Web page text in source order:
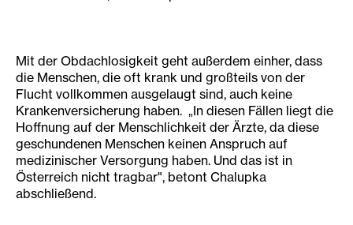
Mit der Obdachlosigkeit geht außerdem einher, dass
die Menschen, die oft krank und großteils von der
Flucht vollkommen ausgelaugt sind, auch keine
Krankenversicherung haben. „In diesen Fällen liegt die
Hoffnung auf der Menschlichkeit der Ärzte, da diese
geschundenen Menschen keinen Anspruch auf
medizinischer Versorgung haben. Und das ist in
Österreich nicht tragbar", betont Chalupka
abschließend.